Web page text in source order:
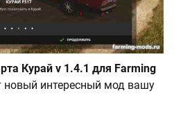
Курай v 1.4.1 для Farming
новый интересный мод вашу